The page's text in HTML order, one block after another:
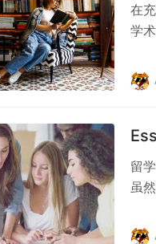
在
学
留
虽